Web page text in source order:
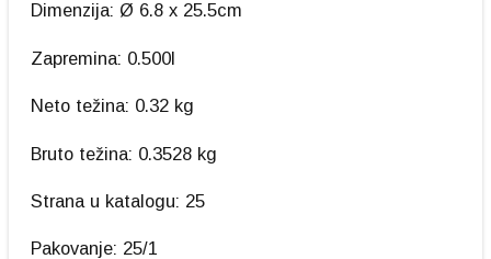
Dimenzija: Ø 6.8 x 25.5cm
Zapremina: 0.500l
Neto težina: 0.32 kg
Bruto težina: 0.3528 kg
Strana u katalogu: 25
Pakovanje: 25/1